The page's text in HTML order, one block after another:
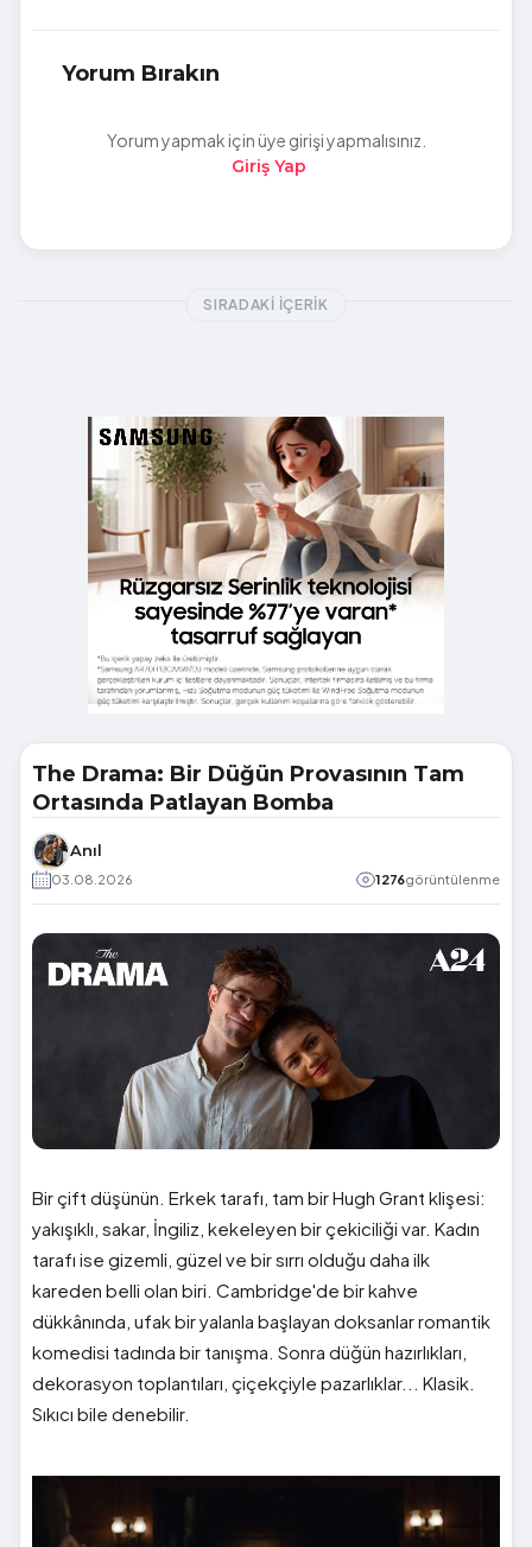
Yorum Bırakın
Yorum yapmak için üye girişi yapmalısınız.
Giriş Yap
SIRADAKI İÇERIK
The Drama: Bir Düğün Provasının Tam
Ortasında Patlayan Bomba
Anıl
03.08.2026 1276görüntülenme
Bir çift düşünün. Erkek tarafı, tam bir Hugh Grant klişesi:
yakışıklı, sakar, İngiliz, kekeleyen bir çekiciliği var. Kadın
tarafı ise gizemli, güzel ve bir sırrı olduğu daha ilk
kareden belli olan biri. Cambridge'de bir kahve
dükkânında, ufak bir yalanla başlayan doksanlar romantik
komedisi tadında bir tanışma. Sonra düğün hazırlıkları,
dekorasyon toplantıları, çiçekçiyle pazarlıklar... Klasik.
Sıkıcı bile denebilir.